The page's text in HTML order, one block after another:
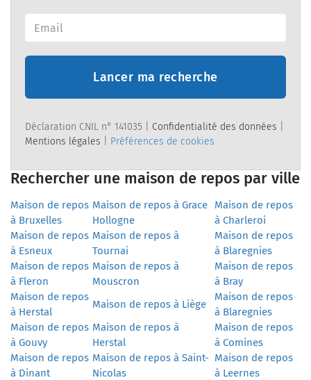
Lancer ma recherche
Déclaration CNIL n° 141035 | Confidentialité des données
Mentions légales
Préférences de cookies
Rechercher une maison de repos par ville
Maison de repos
à Bruxelles
Maison de repos à Grace
Hollogne
Maison de repos
à Charleroi
Maison de repos
à Esneux
Maison de repos à
Tournai
Maison de repos
à Blaregnies
Maison de repos
à Fleron
Maison de repos à
Mouscron
Maison de repos
à Bray
Maison de repos
à Herstal
Maison de repos à Liège
Maison de repos
à Blaregnies
Maison de repos
à Gouvy
Maison de repos à
Herstal
Maison de repos
à Comines
Maison de repos
à Dinant
Maison de repos à Saint-
Nicolas
Maison de repos
à Leernes